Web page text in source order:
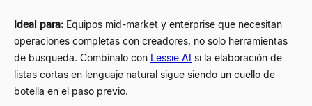
Ideal para: Equipos mid-market y enterprise que necesitan
operaciones completas con creadores, no solo herramientas
de búsqueda. Combínalo con Lessie AI si la elaboración de
listas cortas en lenguaje natural sigue siendo un cuello de
botella en el paso previo.